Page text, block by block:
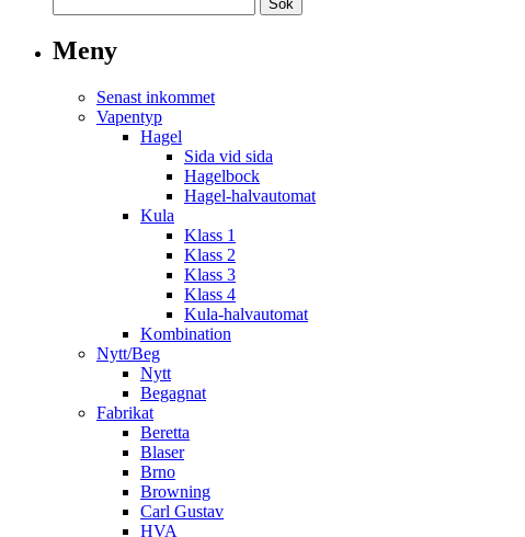
Meny
Senast inkommet
Vapentyp
Hagel
Sida vid sida
Hagelbock
Hagel-halvautomat
Kula
Klass 1
Klass 2
Klass 3
Klass 4
Kula-halvautomat
Kombination
Nytt/Beg
Nytt
Begagnat
Fabrikat
Beretta
Blaser
Brno
Browning
Carl Gustav
HVA